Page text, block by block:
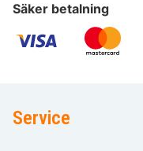
Säker betalning
Service